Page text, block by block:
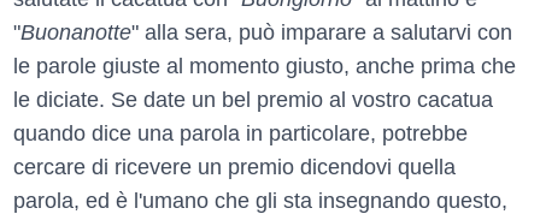
"Buonanotte" alla sera, può imparare a salutarvi con
le parole giuste al momento giusto, anche prima che
le diciate. Se date un bel premio al vostro cacatua
quando dice una parola in particolare, potrebbe
cercare di ricevere un premio dicendovi quella
parola, ed è l'umano che gli sta insegnando questo,